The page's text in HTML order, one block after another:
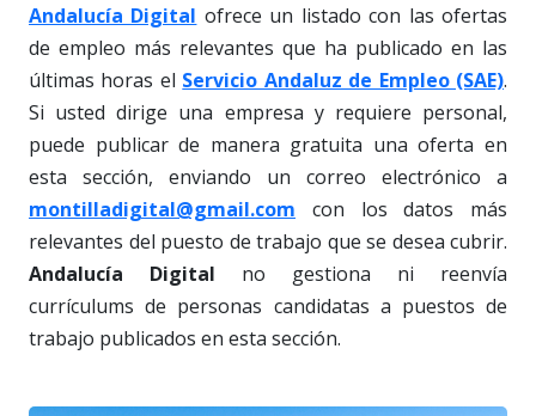
Andalucía Digital ofrece un listado con las ofertas
de empleo más relevantes que ha publicado en las
últimas horas el Servicio Andaluz de Empleo (SAE).
Si usted dirige una empresa y requiere personal,
puede publicar de manera gratuita una oferta en
esta sección, enviando un correo electrónico a
montilladigital@gmail.com con los datos más
relevantes del puesto de trabajo que se desea cubrir.
Andalucía Digital no gestiona ni reenvía
currículums de personas candidatas a puestos de
trabajo publicados en esta sección.